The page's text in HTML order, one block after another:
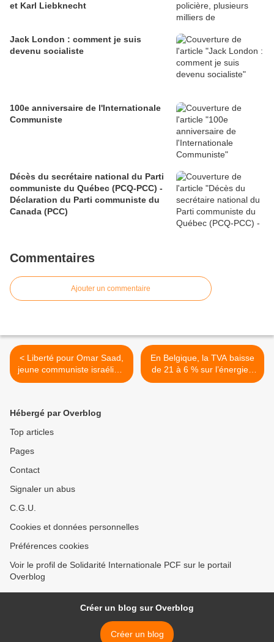
et Karl Liebknecht
Jack London : comment je suis
devenu socialiste
100e anniversaire de l'Internationale
Communiste
Décès du secrétaire national du Parti
communiste du Québec (PCQ-PCC) -
Déclaration du Parti communiste du
Canada (PCC)
Commentaires
Ajouter un commentaire
< Liberté pour Omar Saad,
jeune communiste israélien,
en prison pour avoir refusé
En Belgique, la TVA baisse
de 21 à 6 % sur l’énergie :
la campagne de masse du
Hébergé par Overblog
Top articles
Pages
Contact
Signaler un abus
C.G.U.
Cookies et données personnelles
Préférences cookies
Voir le profil de Solidarité Internationale PCF sur le portail
Overblog
Créer un blog sur Overblog
Créer un blog